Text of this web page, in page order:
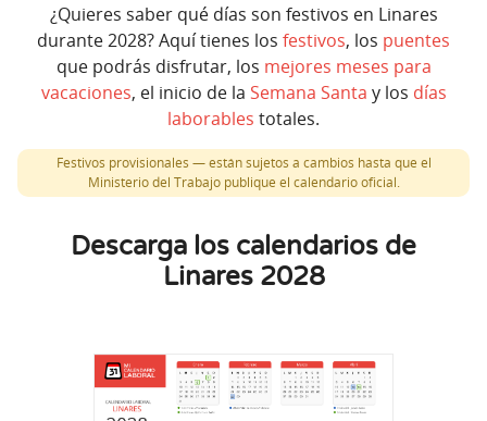
¿Quieres saber qué días son festivos en Linares
durante 2028? Aquí tienes los festivos, los puentes
que podrás disfrutar, los mejores meses para
vacaciones, el inicio de la Semana Santa y los días
laborables totales.
Festivos provisionales — están sujetos a cambios hasta que el
Ministerio del Trabajo publique el calendario oficial.
Descarga los calendarios de
Linares 2028